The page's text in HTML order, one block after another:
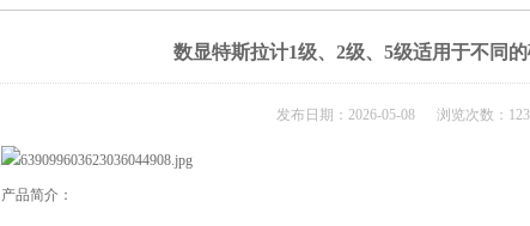
数显特斯拉计1级、2级、5级适用于不同
发布日期：2026-05-08 浏览次数：123
产品简介：